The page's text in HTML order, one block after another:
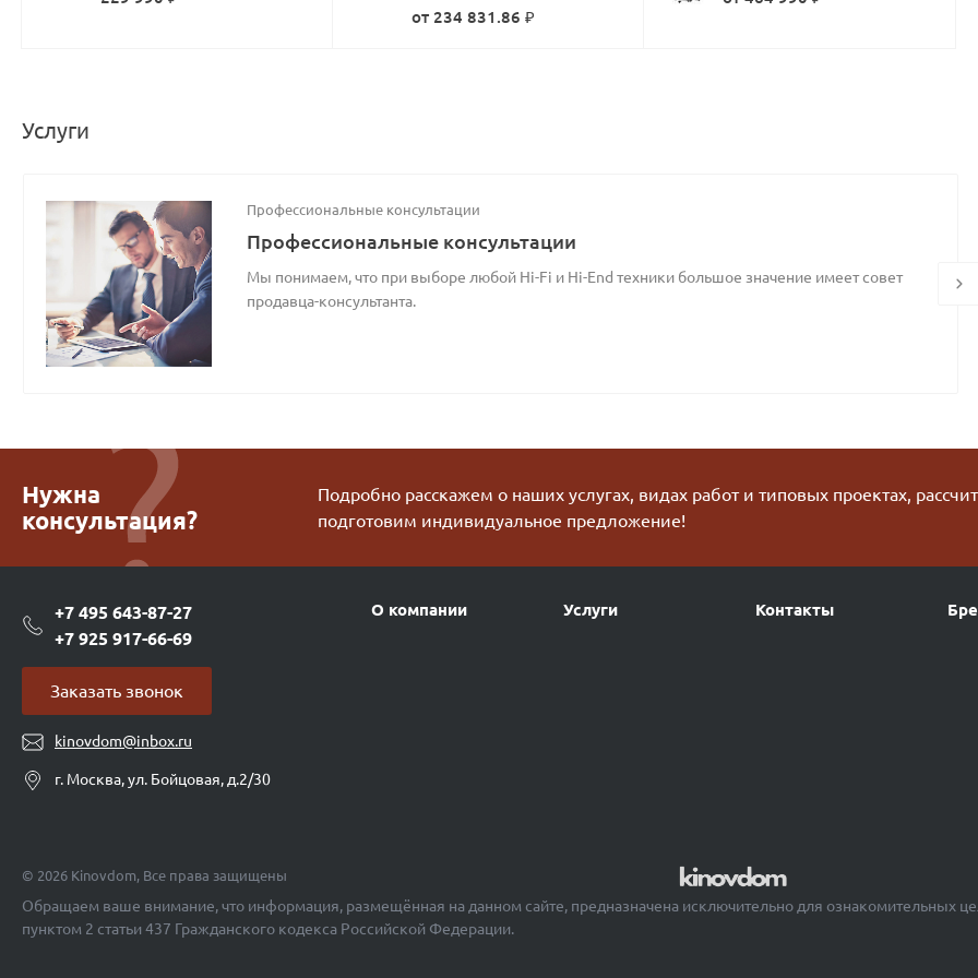
от 234 831.86 ₽
Услуги
Профессиональные консультации
Профессиональные консультации
Мы понимаем, что при выборе любой Hi-Fi и Hi-End техники большое значение имеет совет
продавца-консультанта.
Нужна
консультация?
Подробно расскажем о наших услугах, видах работ и типовых проектах,
подготовим индивидуальное предложение!
+7 495 643-87-27
+7 925 917-66-69
Заказать звонок
kinovdom@inbox.ru
г. Москва, ул. Бойцовая, д.2/30
О компании Услуги Контакты
© 2026 Kinovdom, Все права защищены
Обращаем ваше внимание, что информация, размещённая на данном сайте, предназначена исключительно для ознакомительных
пунктом 2 статьи 437 Гражданского кодекса Российской Федерации.